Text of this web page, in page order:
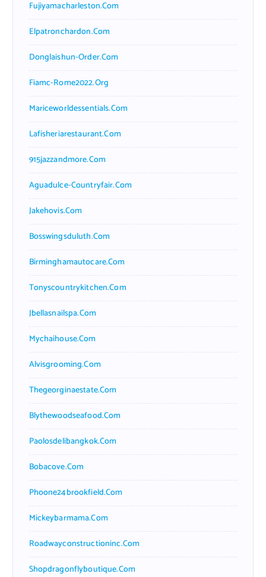
Fujiyamacharleston.com
Elpatronchardon.com
Donglaishun-Order.com
Fiamc-Rome2022.org
Mariceworldessentials.com
Lafisheriarestaurant.com
915jazzandmore.com
Aguadulce-Countryfair.com
Jakehovis.com
Bosswingsduluth.com
Birminghamautocare.com
Tonyscountrykitchen.com
Jbellasnailspa.com
Mychaihouse.com
Alvisgrooming.com
Thegeorginaestate.com
Blythewoodseafood.com
Paolosdelibangkok.com
Bobacove.com
Phoone24brookfield.com
Mickeybarmama.com
Roadwayconstructioninc.com
Shopdragonflyboutique.com